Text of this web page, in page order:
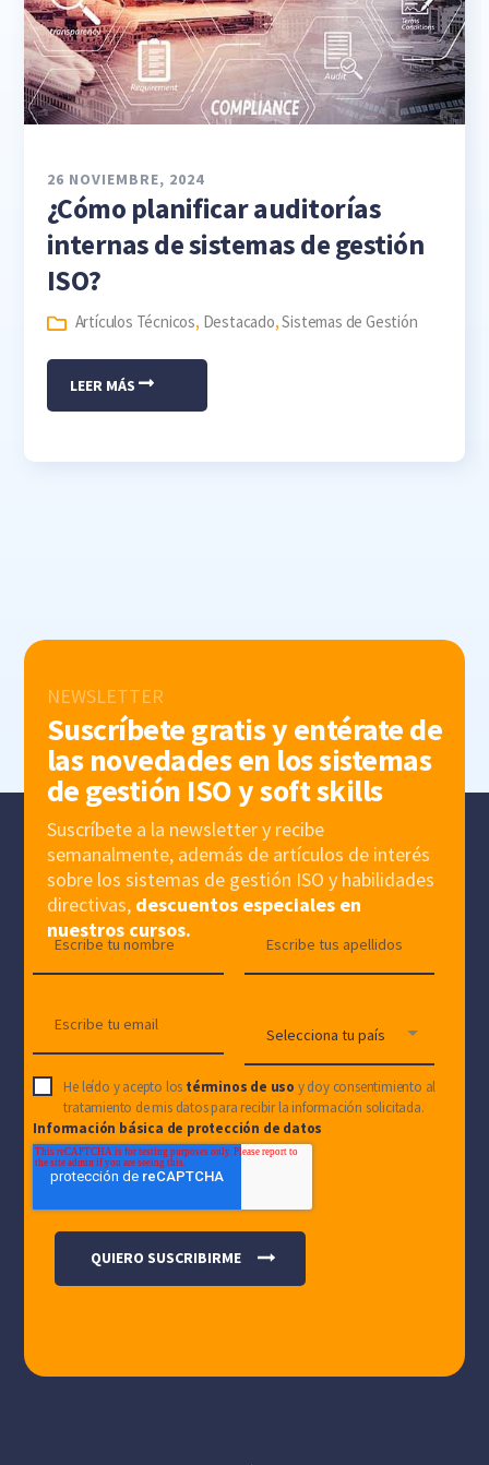
26 NOVIEMBRE, 2024
¿Cómo planificar auditorías
internas de sistemas de gestión
ISO?
Artículos Técnicos, Destacado,Sistemas de Gestión
LEER MÁS
NEWSLETTER
Suscríbete gratis y entérate de
las novedades en los sistemas
de gestión ISO y soft skills
Suscríbete a la newsletter y recibe
semanalmente, además de artículos de interés
sobre los sistemas de gestión ISO y habilidades
directivas, descuentos especiales en
nuestros cursos.
He leído y acepto los términos de uso y doy consentimiento al
tratamiento de mis datos para recibir la información solicitada.
Información básica de protección de datos